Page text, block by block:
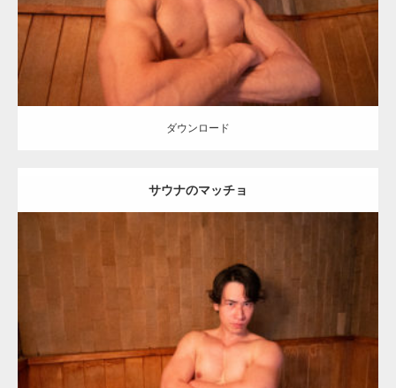
ダウンロード
ダウンロード
サウナのマッチョ
2023.02.11
SOSUKE 大胸筋
ダウンロード